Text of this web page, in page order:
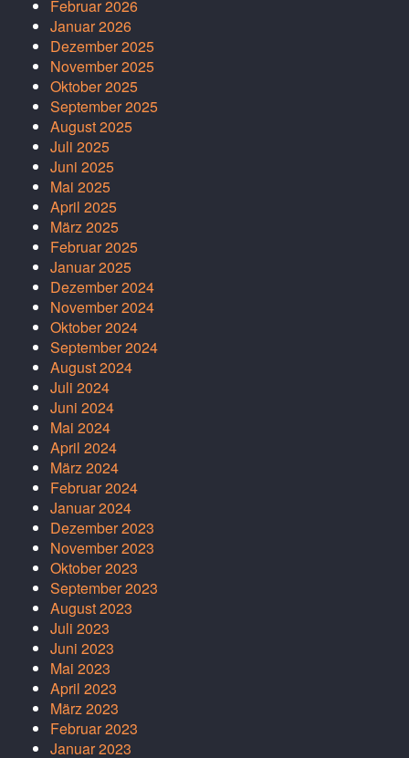
Februar 2026
Januar 2026
Dezember 2025
November 2025
Oktober 2025
September 2025
August 2025
Juli 2025
Juni 2025
Mai 2025
April 2025
März 2025
Februar 2025
Januar 2025
Dezember 2024
November 2024
Oktober 2024
September 2024
August 2024
Juli 2024
Juni 2024
Mai 2024
April 2024
März 2024
Februar 2024
Januar 2024
Dezember 2023
November 2023
Oktober 2023
September 2023
August 2023
Juli 2023
Juni 2023
Mai 2023
April 2023
März 2023
Februar 2023
Januar 2023